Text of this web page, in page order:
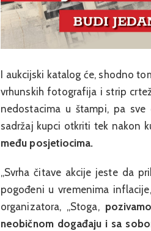
I aukcijski katalog će, shodno
vrhunskih fotografija i strip
nedostacima u štampi, pa
sadržaj kupci otkriti tek nakon
među posjetiocima.
„Svrha čitave akcije jeste da
pogođeni u vremenima
organizatora, „Stoga,
neobičnom događaju i sa